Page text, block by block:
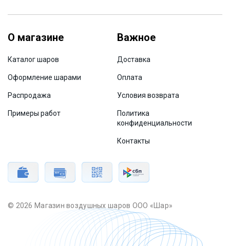
О магазине
Каталог шаров
Оформление шарами
Распродажа
Примеры работ
Важное
Доставка
Оплата
Условия возврата
Политика
конфиденциальности
Контакты
© 2026 Магазин воздушных шаров ООО «Шар»